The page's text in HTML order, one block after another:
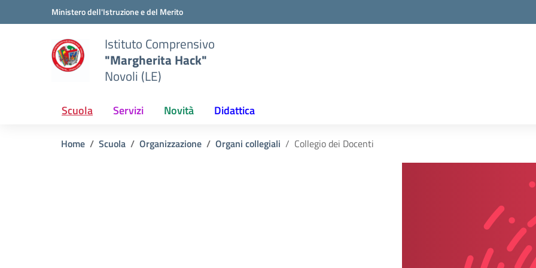
Vai ai contenuti
Vai al menu di navigazioneMinistero dell'Istruzione e del Merito
Istituto Comprensivo
"Margherita Hack"
Novoli (LE)
Scuola Servizi Novità Didattica
Home Scuola Organizzazione Organi collegiali Collegio dei Docenti